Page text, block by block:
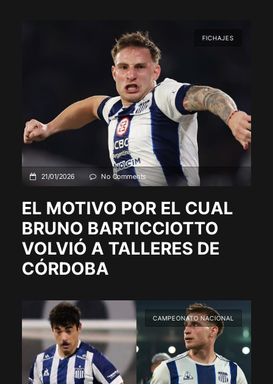
FICHAJES
21/01/2026 No Comments
EL MOTIVO POR EL CUAL
BRUNO BARTICCIOTTO
VOLVIÓ A TALLERES DE
CÓRDOBA
CAMPEONATO NACIONAL